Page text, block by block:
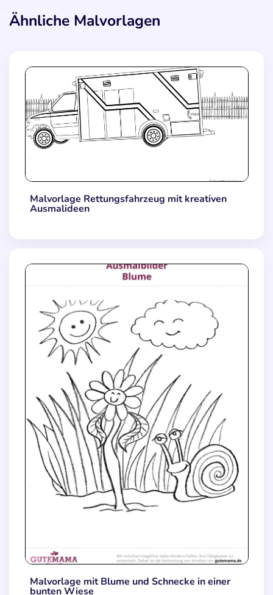
Ähnliche Malvorlagen
Malvorlage Rettungsfahrzeug mit kreativen
Ausmalideen
Malvorlage mit Blume und Schnecke in einer
bunten Wiese